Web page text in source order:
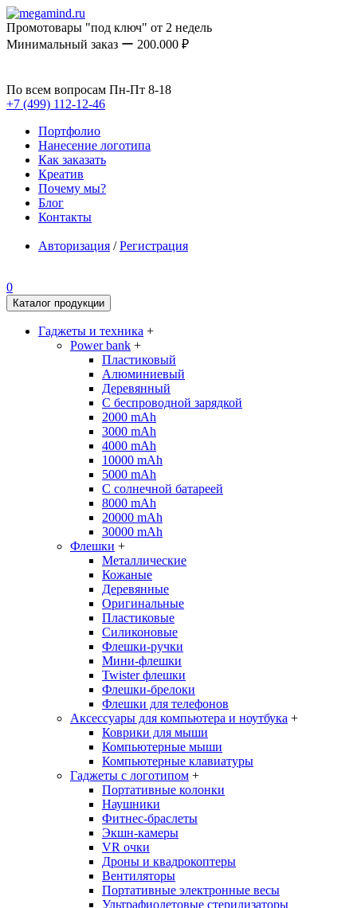
Промотовары "под ключ" от 2 недель
Минимальный заказ ー 200.000 ₽
По всем вопросам Пн-Пт 8-18
+7 (499) 112-12-46
Портфолио
Нанесение логотипа
Как заказать
Креатив
Почему мы?
Блог
Контакты
Авторизация /Регистрация
0
Каталог продукции
Гаджеты и техника +
Power bank +
Пластиковый
Алюминиевый
Деревянный
С беспроводной зарядкой
2000 mAh
3000 mAh
4000 mAh
10000 mAh
5000 mAh
С солнечной батареей
8000 mAh
20000 mAh
30000 mAh
Флешки +
Металлические
Кожаные
Деревянные
Оригинальные
Пластиковые
Силиконовые
Флешки-ручки
Мини-флешки
Twister флешки
Флешки-брелоки
Флешки для телефонов
Аксессуары для компьютера и ноутбука +
Коврики для мыши
Компьютерные мыши
Компьютерные клавиатуры
Гаджеты с логотипом +
Портативные колонки
Наушники
Фитнес-браслеты
Экшн-камеры
VR очки
Дроны и квадрокоптеры
Вентиляторы
Портативные электронные весы
Ультрафиолетовые стерилизаторы